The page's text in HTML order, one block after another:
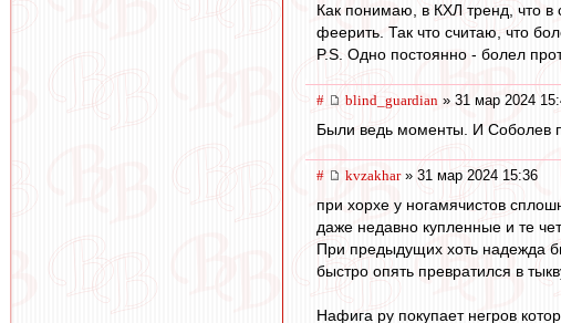
Как понимаю, в КХЛ тренд, что в
феерить. Так что считаю, что
P.S. Одно постоянно - болел
# blind_guardian » 31 мар 2024
Были ведь моменты. И Соболев
# kvzakhar» 31 мар 2024 15:36
при хорхе у ногамячистов
даже недавно купленные и те
При предыдущих хоть надежда
быстро опять превратился в
Нафига ру покупает негров